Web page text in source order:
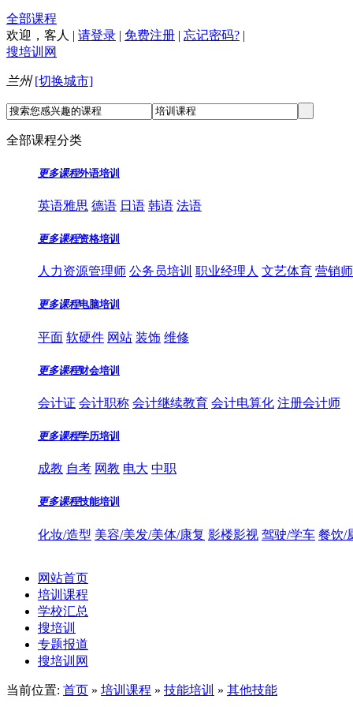
全部课程
欢迎， 客人 | 请登录 | 免费注册 | 忘记密码? |
搜培训网
兰州 [切换城市]
全部课程分类
更多课程外语培训
英语雅思 德语 日语 韩语 法语
更多课程资格培训
人力资源管理师 公务员培训 职业经理人 文艺体育 营销
更多课程电脑培训
平面 软硬件 网站 装饰 维修
更多课程财会培训
会计证 会计职称 会计继续教育 会计电算化 注册会计师
更多课程学历培训
成教 自考 网教 电大 中职
更多课程技能培训
化妆/造型 美容/美发/美体/康复 影楼影视 驾驶/学车 餐饮/
网站首页
培训课程
学校汇总
搜培训
专题报道
搜培训网
当前位置: 首页 » 培训课程 » 技能培训 » 其他技能